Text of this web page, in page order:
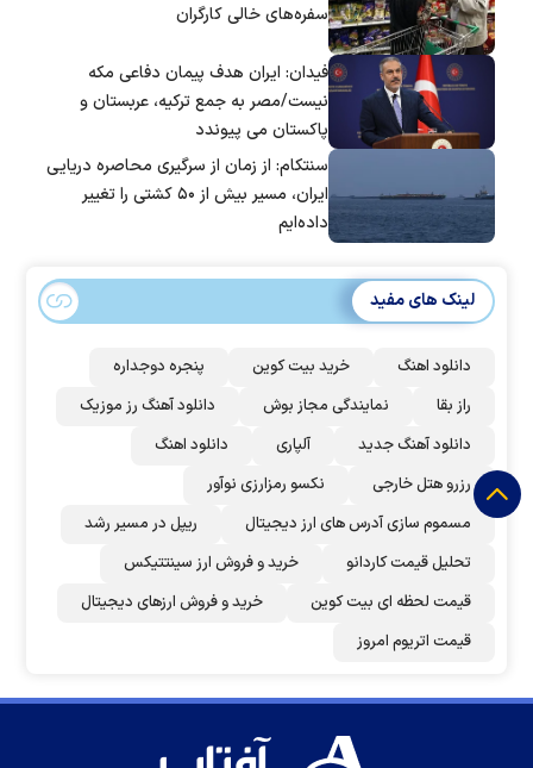
سفره‌های خالی کارگران
فیدان: ایران هدف پیمان دفاعی مکه
نیست/مصر به جمع ترکیه، عربستان و
پاکستان می پیوندد
سنتکام: از زمان از سرگیری محاصره دریایی
ایران، مسیر بیش از ۵۰ کشتی را تغییر
داده‌ایم
لینک های مفید
دانلود اهنگ خرید بیت کوین
پنجره دوجداره
راز بقا
نمایندگی مجاز بوش
دانلود آهنگ رز‌ موزیک
دانلود آهنگ جدید
آلپاری
دانلود اهنگ
رزرو هتل خارجی
نکسو رمزارزی نوآور
مسموم سازی آدرس های ارز دیجیتال
ریپل در مسیر رشد
تحلیل قیمت کاردانو
خرید و فروش ارز سینتتیکس
قیمت لحظه ای بیت کوین
خرید و فروش ارزهای دیجیتال
قیمت اتریوم امروز